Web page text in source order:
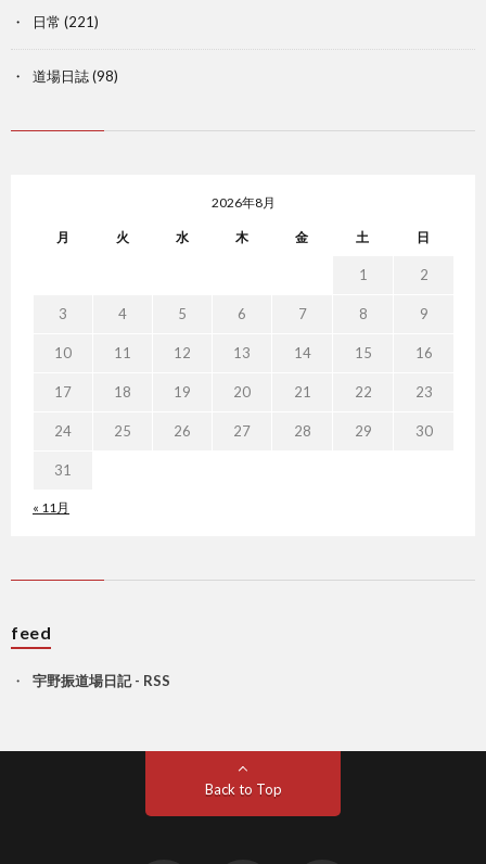
日常 (221)
道場日誌(98)
2026年8月
月 火 水 木 金 土 日
« 11月
1 2
3 4 5 6 7 8 9
10 11 12 13 14 15 16
17 18 19 20 21 22 23
24 25 26 27 28 29 30
31
feed
宇野振道場日記 - RSS
Back to Top